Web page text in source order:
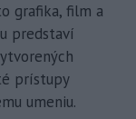
grafika, film a
predstaví
prístupy
umeniu.